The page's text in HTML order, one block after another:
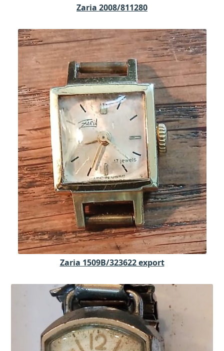
Zaria 2008/811280
Zaria 1509B/323622 export